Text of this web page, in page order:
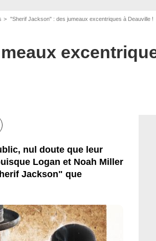
"Sherif Jackson" : des jumeaux excentriques à Deauville !
cet article
nul doute que leur
Logan et Noah Miller
Jackson" que